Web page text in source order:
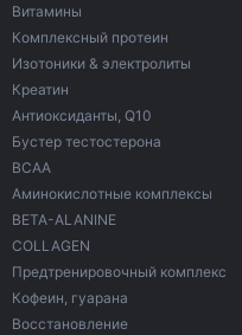
Витамины
Комплексный протеин
Изотоники & электролиты
Креатин
Антиоксиданты, Q10
Бустер тестостерона
ВСАА
Аминокислотные комплексы
BETA-ALANINE
COLLAGEN
Предтренировочный комплекс
Кофеин, гуарана
Восстановление